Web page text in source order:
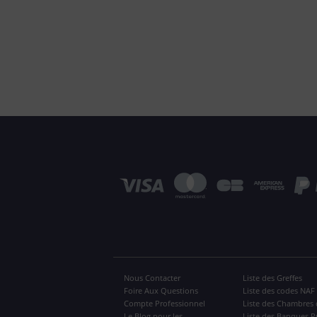
Nous Contacter
Foire Aux Questions
Compte Professionnel
Liste des Greffes
Liste des codes NAF
Liste des